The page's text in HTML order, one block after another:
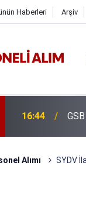
Haberleri Arşiv
16:44
Alımı SYDV